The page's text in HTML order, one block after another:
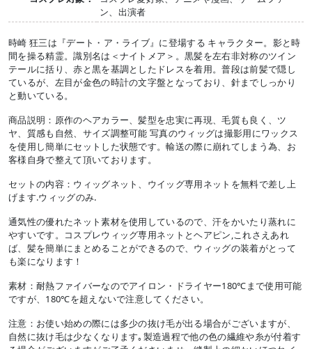
ン、出演者
時崎 狂三は『デート・ア・ライブ』に登場する キャラクター。影と時
間を操る精霊。識別名は＜ナイトメア＞。黒髪を左右非対称のツイン
テールに括り、赤と黒を基調としたドレスを着用。普段は前髪で隠し
ているが、左目が金色の時計の文字盤となっており、針までしっかり
と動いている。
商品説明：原作のヘアカラー、髪型を忠実に再現、毛質も良く、ツ
ヤ、質感も自然、サイズ調整可能 写真のウィッグは撮影用にワックス
を使用し簡単にセットした状態です。輸送の際に崩れてしまう為、お
客様自身で整えて頂いております。
セットの内容：ウィッグネット、ウイッグ専用ネットを無料で差し上
げます.ウィッグのみ.
通気性の優れたネット素材を使用しているので、汗をかいたり蒸れに
やすいです。コスプレウィッグ専用ネットとヘアピン,これさえあれ
ば、髪を簡単にまとめることができるので、ウィッグの装着がとって
も楽になります！
素材：耐熱ファイバーなのでアイロン・ドライヤー180℃まで使用可能
ですが、180℃を超えないで注意してください。
注意：お使い始めの際には多少の抜け毛が出る場合がございますが、
自然に抜け毛は少なくなります｡製造過程で他の色の繊維や糸が付着す